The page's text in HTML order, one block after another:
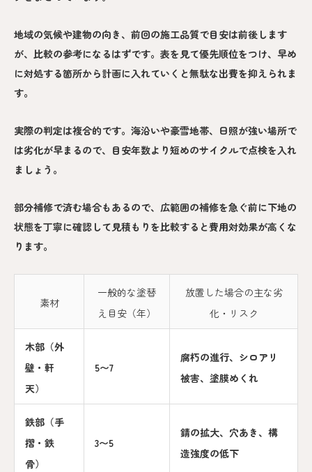
地域の気候や建物の向き、前回の施工品質で目安は前後します
が、比較の参考になるはずです。表を見て優先順位をつけ、早め
に対処する箇所から計画に入れていくと無駄な出費を抑えられま
す。
実際の判定は複合的です。海沿いや豪雪地帯、日照が強い場所で
は劣化が早まるので、目安年数より短めのサイクルで点検を入れ
ましょう。
部分補修で済む場合もあるので、広範囲の補修を急ぐ前に下地の
状態を丁寧に確認して見積もりを比較すると費用対効果が高くな
ります。
素材
一般的な塗替
え目安（年）
放置した場合の主な劣
化・リスク
木部（外
壁・軒
天）
5〜7
腐朽の進行、シロアリ
被害、塗膜めくれ
鉄部（手
摺・鉄
骨）
3〜5
錆の拡大、穴あき、構
造強度の低下